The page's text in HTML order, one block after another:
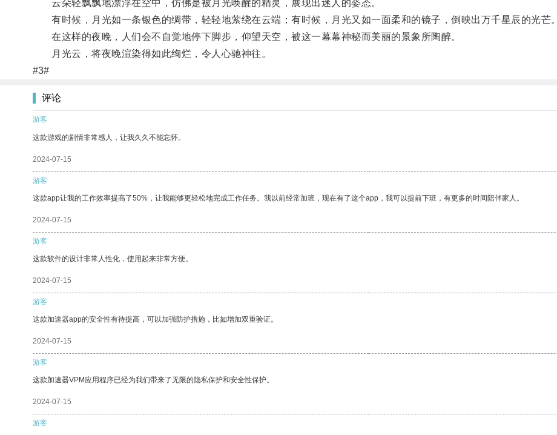
云朵轻飘飘地漂浮在空中，仿佛是被月光唤醒的精灵，展现出迷人的姿态。
有时候，月光如一条银色的绸带，轻轻地萦绕在云端；有时候，月光又如一面柔和的镜子，倒映出万千星辰的光芒。
在这样的夜晚，人们会不自觉地停下脚步，仰望天空，被这一幕幕神秘而美丽的景象所陶醉。
月光云，将夜晚渲染得如此绚烂，令人心驰神往。
#3#
评论
游客
这款游戏的剧情非常感人，让我久久不能忘怀。
2024-07-15
游客
这款app让我的工作效率提高了50%，让我能够更轻松地完成工作任务。我以前经常加班，现在有了这个app，我可以提前下班，有更多的时间陪伴家人。
2024-07-15
游客
这款软件的设计非常人性化，使用起来非常方便。
2024-07-15
游客
这款加速器app的安全性有待提高，可以加强防护措施，比如增加双重验证。
2024-07-15
游客
这款加速器VPM应用程序已经为我们带来了无限的隐私保护和安全性保护。
2024-07-15
游客